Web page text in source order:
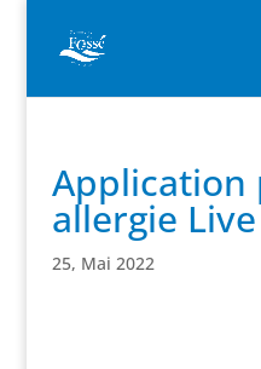
Application
allergie
25, Mai 2022